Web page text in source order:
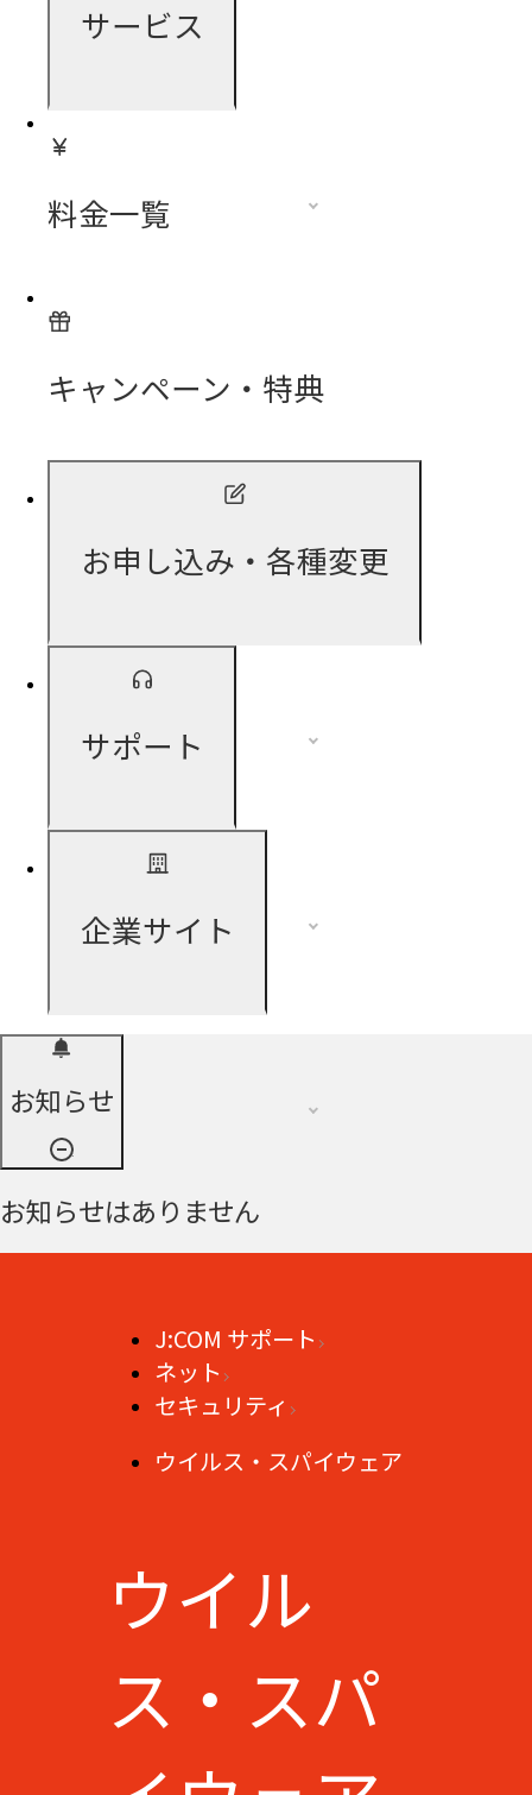
サービス
料金一覧
キャンペーン・特典
お申し込み・各種変更
サポート
企業サイト
お知らせ
お知らせはありません
J:COM サポート
ネット
セキュリティ
ウイルス・スパイウェア
ウイル
ス・スパ